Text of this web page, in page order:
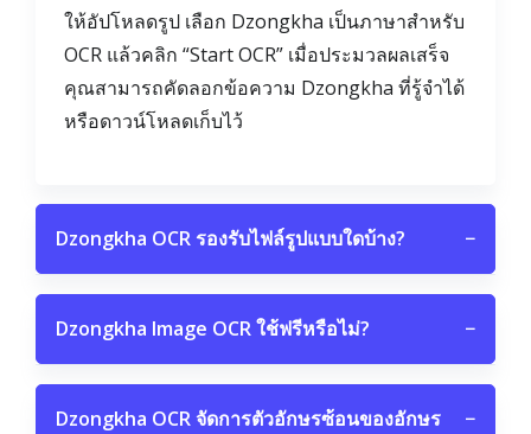
ให้อัปโหลดรูป เลือก Dzongkha เป็นภาษาสำหรับ
OCR แล้วคลิก “Start OCR” เมื่อประมวลผลเสร็จ
คุณสามารถคัดลอกข้อความ Dzongkha ที่รู้จำได้
หรือดาวน์โหลดเก็บไว้
Dzongkha OCR รองรับไฟล์รูปแบบใดบ้าง? −
Dzongkha Image OCR ใช้ฟรีหรือไม่? −
Dzongkha OCR จัดการตัวอักษรซ้อนของอักษร
−